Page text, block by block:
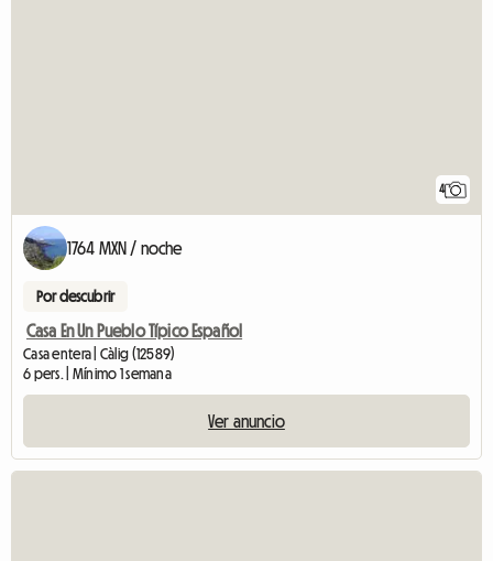
4
1764 MXN / noche
Por descubrir
Casa En Un Pueblo Típico Español
Casa entera | Càlig (12589)
6 pers. | Mínimo 1 semana
Ver anuncio